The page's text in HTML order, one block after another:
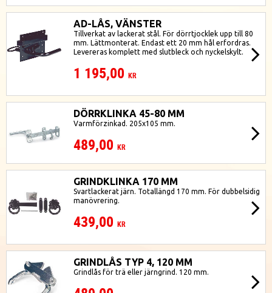
AD-LÅS, VÄNSTER
Tillverkat av lackerat stål. För dörrtjocklek upp till 80
mm. Lättmonterat. Endast ett 20 mm hål erfordras.
Levereras komplett med slutbleck och nyckelskylt.
1 195,00 KR
DÖRRKLINKA 45-80 MM
Varmförzinkad. 205x105 mm.
489,00 KR
GRINDKLINKA 170 MM
Svartlackerat järn. Totallängd 170 mm. För dubbelsidig
manövrering.
439,00 KR
GRINDLÅS TYP 4, 120 MM
Grindlås för trä eller järngrind. 120 mm.